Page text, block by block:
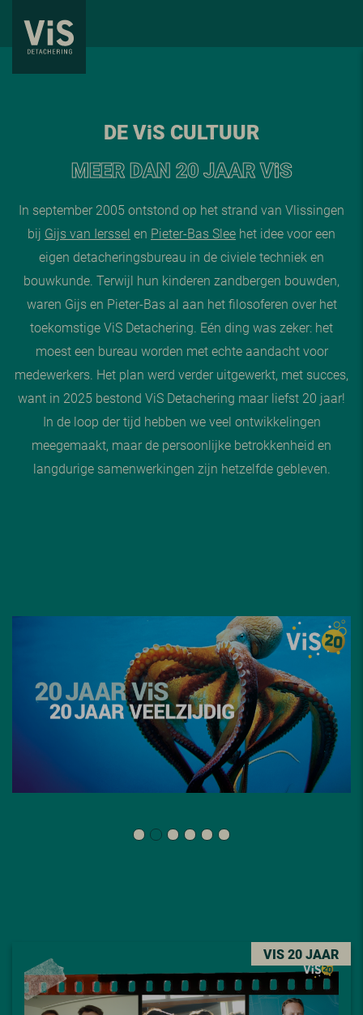
DE ViS CULTUUR
MEER DAN 20 JAAR ViS
In september 2005 ontstond op het strand van Vlissingen
bij Gijs van Ierssel en Pieter-Bas Slee het idee voor een
eigen detacheringsbureau in de civiele techniek en
bouwkunde. Terwijl hun kinderen zandbergen bouwden,
waren Gijs en Pieter-Bas al aan het filosoferen over het
toekomstige ViS Detachering. Eén ding was zeker: het
moest een bureau worden met echte aandacht voor
medewerkers. Het plan werd verder uitgewerkt, met succes,
want in 2025 bestond ViS Detachering maar liefst 20 jaar!
In de loop der tijd hebben we veel ontwikkelingen
meegemaakt, maar de persoonlijke betrokkenheid en
langdurige samenwerkingen zijn hetzelfde gebleven.
VIS 20 JAAR